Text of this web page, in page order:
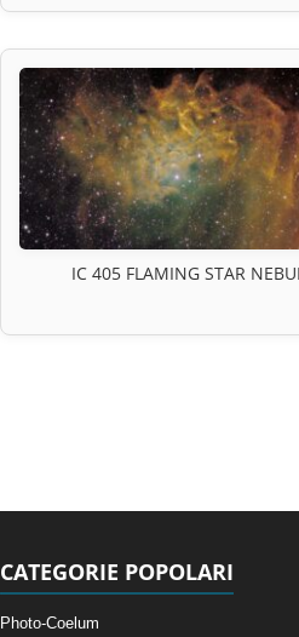
IC 405 FLAMING STAR
CATEGORIE POPOLARI
Photo-Coelum